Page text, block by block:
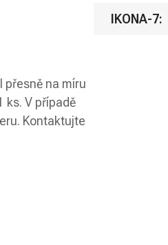
přesně na míru
ks. V případě
Kontaktujte
IKONA-7: